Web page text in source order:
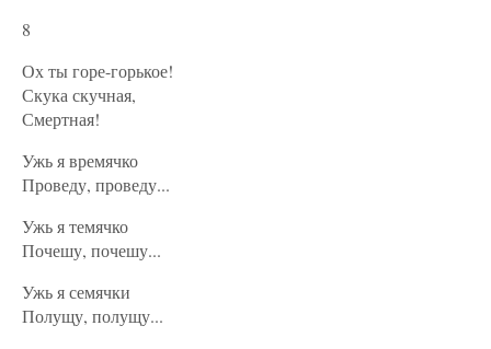
8
Ох ты горе-горькое!
Скука скучная,
Смертная!
Ужь я времячко
Проведу, проведу...
Ужь я темячко
Почешу, почешу...
Ужь я семячки
Полущу, полущу...